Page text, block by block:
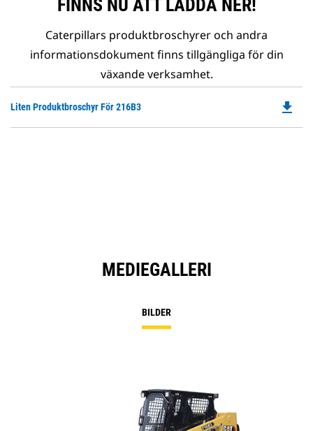
FINNS NU ATT LADDA NER!
Caterpillars produktbroschyrer och andra
informationsdokument finns tillgängliga för din
växande verksamhet.
Liten Produktbroschyr För 216B3 file_download
MEDIEGALLERI
BILDER